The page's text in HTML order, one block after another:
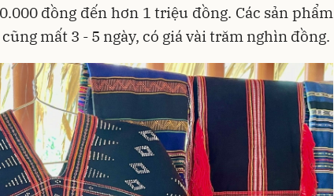
đồng đến hơn 1 triệu đồng. Các sản phẩm
mất 3 - 5 ngày, có giá vài trăm nghìn đồng.